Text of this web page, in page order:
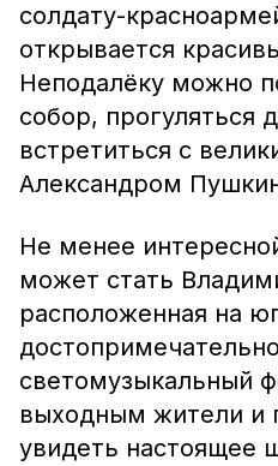
солдату-
открывается
Неподалёку можно
собор, прогуляться
встретиться с
Александром
Не менее
может стать
расположенная на
светомузыкальный
выходным жители и
увидеть настоящее